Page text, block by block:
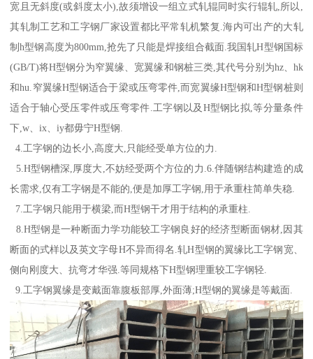
宽且无斜度(或斜度太小),故须增设一组立式轧辊同时实行辊轧,所以,
其轧制工艺和工字钢厂家设置都比平常轧机繁复.海内可出产的大轧
制h型钢高度为800mm,抢先了只能是焊接组合截面.我国轧H型钢国标
(GB/T)将H型钢分为窄翼缘、宽翼缘和钢桩三类,其代号分别为hz、hk
和hu.窄翼缘H型钢适合于梁或压弯零件,而宽翼缘H型钢和H型钢桩则
适合于轴心受压零件或压弯零件.工字钢以及H型钢比拟,等分量条件
下,w、ix、iy都毋宁H型钢.
4.工字钢的边长小,高度大,只能经受单方位的力.
5.H型钢槽深,厚度大,不妨经受两个方位的力.6.伴随钢结构建造的成
长需求,仅有工字钢是不能的,便是加厚工字钢,用于承重柱简单失稳.
7.工字钢只能用于横梁,而H型钢干才用于结构的承重柱.
8.H型钢是一种断面力学功能较工字钢良好的经济型断面钢材,因其
断面的式样以及英文字母H不异而得名.轧H型钢的翼缘比工字钢宽、
侧向刚度大、抗弯才华强.等同规格下H型钢理重较工字钢轻.
9.工字钢翼缘是变戴面靠腹板部厚,外面薄;H型钢的翼缘是等戴面.